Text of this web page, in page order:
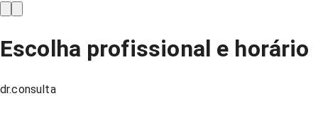
Escolha profissional e horário
dr.consulta